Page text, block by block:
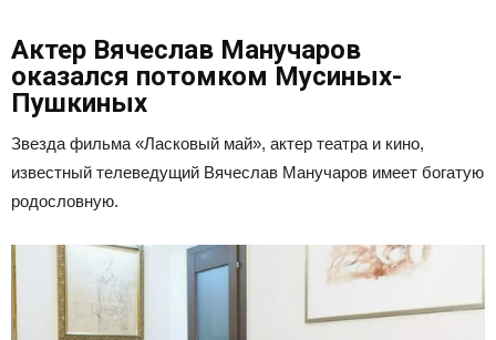
Актер Вячеслав Манучаров
оказался потомком Мусиных-
Пушкиных
Звезда фильма «Ласковый май», актер театра и кино,
известный телеведущий Вячеслав Манучаров имеет богатую
родословную.